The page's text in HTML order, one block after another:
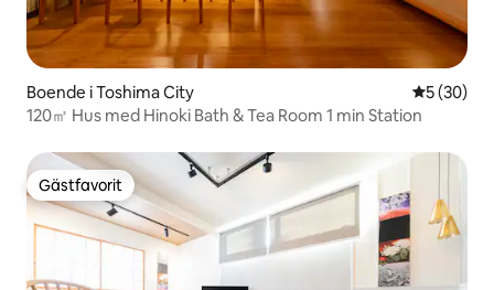
Boende i Toshima City 5 av 5 i
5 (30)
120㎡ Hus med Hinoki Bath & Tea Room 1 min Station
Gästfavorit
Gästfavorit